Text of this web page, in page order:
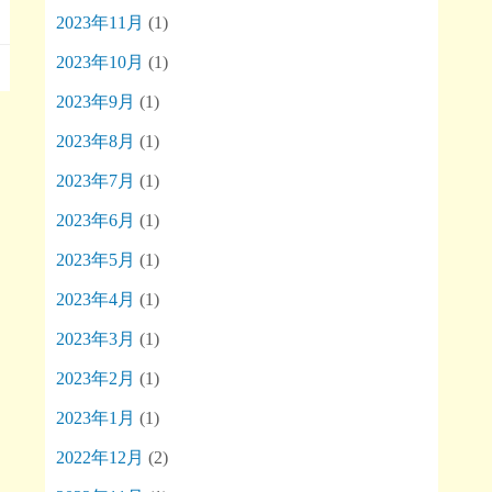
2023年11月 (1)
2023年10月 (1)
2023年9月 (1)
2023年8月 (1)
2023年7月 (1)
2023年6月 (1)
2023年5月 (1)
2023年4月 (1)
2023年3月 (1)
2023年2月 (1)
2023年1月 (1)
2022年12月 (2)